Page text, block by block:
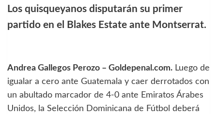
Los quisqueyanos disputarán su primer
partido en el Blakes Estate ante Montserrat.
Andrea Gallegos Perozo – Goldepenal.com. Luego de
igualar a cero ante Guatemala y caer derrotados con
un abultado marcador de 4-0 ante Emiratos Árabes
Unidos, la Selección Dominicana de Fútbol deberá